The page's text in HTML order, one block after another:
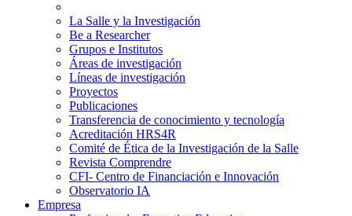
La Salle y la Investigación
Be a Researcher
Grupos e Institutos
Áreas de investigación
Líneas de investigación
Proyectos
Publicaciones
Transferencia de conocimiento y tecnología
Acreditación HRS4R
Comité de Ética de la Investigación de la Salle
Revista Comprendre
CFI- Centro de Financiación e Innovación
Observatorio IA
Empresa